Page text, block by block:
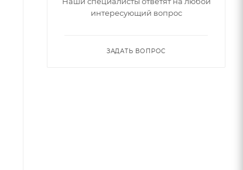
интересующий вопрос
ЗАДАТЬ ВОПРОС